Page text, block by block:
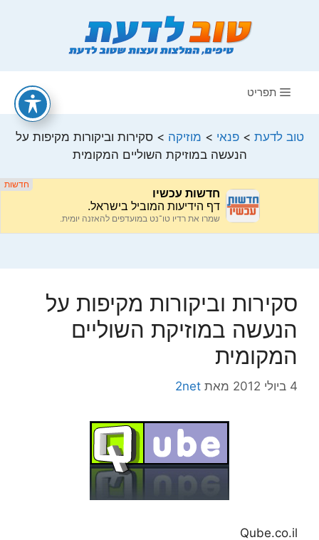
תפריט
טוב לדעת >פנאי > מוזיקה >סקירות וביקורות מקיפות על
הנעשה במוזיקת השוליים המקומית
סקירות וביקורות מקיפות על
הנעשה במוזיקת השוליים
המקומית
4 ביולי 2012 מאת 2net
Qube.co.il